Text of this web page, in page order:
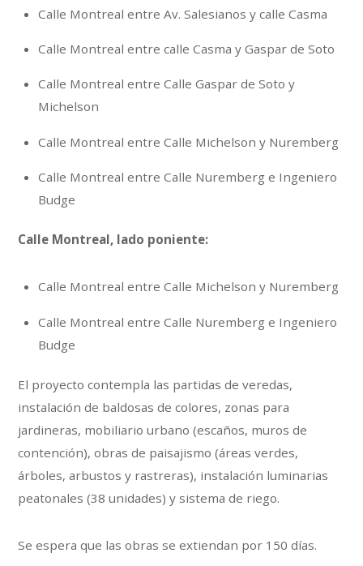
Calle Montreal entre Av. Salesianos y calle Casma
Calle Montreal entre calle Casma y Gaspar de Soto
Calle Montreal entre Calle Gaspar de Soto y
Michelson
Calle Montreal entre Calle Michelson y Nuremberg
Calle Montreal entre Calle Nuremberg e Ingeniero
Budge
Calle Montreal, lado poniente:
Calle Montreal entre Calle Michelson y Nuremberg
Calle Montreal entre Calle Nuremberg e Ingeniero
Budge
El proyecto contempla las partidas de veredas,
instalación de baldosas de colores, zonas para
jardineras, mobiliario urbano (escaños, muros de
contención), obras de paisajismo (áreas verdes,
árboles, arbustos y rastreras), instalación luminarias
peatonales (38 unidades) y sistema de riego.
Se espera que las obras se extiendan por 150 días.